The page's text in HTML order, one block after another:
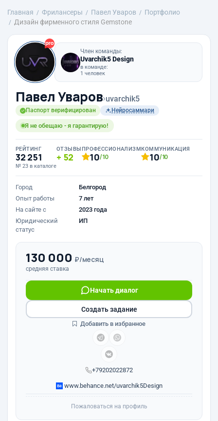
Главная Фрилансеры Павел Уваров
Портфолио
Дизайн фирменного стиля Gemstone
Член команды:
Uvarchik5 Design
в команде:
1 человек
Павел Уваров›uvarchik5
Паспорт верифицирован Нейросаммари
Я не обещаю - я гарантирую!
РЕЙТИНГ
32 251
№ 23 в каталоге
ОТЗЫВЫ
52
ПРОФЕССИОНАЛИЗМ
10/10
КОММУНИКАЦИЯ
10/10
Город
Белгород
Опыт работы
7 лет
На сайте с
2023 года
Юридический
статус
ИП
130 000 ₽/месяц
средняя ставка
+79202022872
Начать диалог
www.behance.net/uvarchik5Design
Создать задание
Добавить в избранное
Пожаловаться на профиль